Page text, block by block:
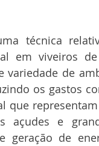
técnica
em viveiros
de
os gastos
que
açudes e
geração de